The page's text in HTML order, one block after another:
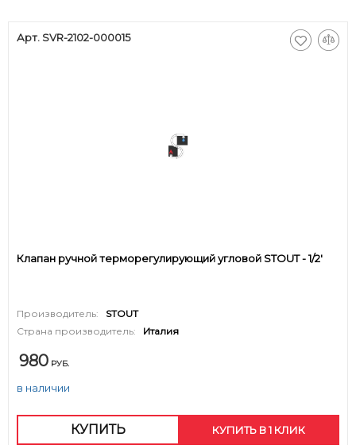
Арт. SVR-2102-000015
Клапан ручной терморегулирующий угловой STOUT - 1/2'
Производитель:
STOUT
Страна производитель:
Италия
980 РУБ.
в наличии
КУПИТЬ КУПИТЬ В 1 КЛИК